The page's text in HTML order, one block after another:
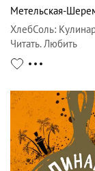
Метельская-
ХлебСоль:
Читать. Любить